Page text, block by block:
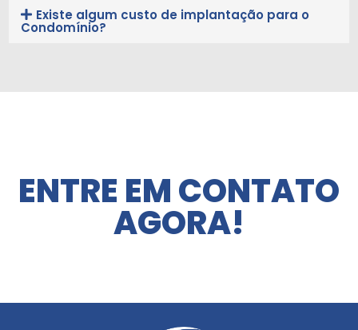
Existe algum custo de implantação para o
Condomínio?
ENTRE EM CONTATO
AGORA!